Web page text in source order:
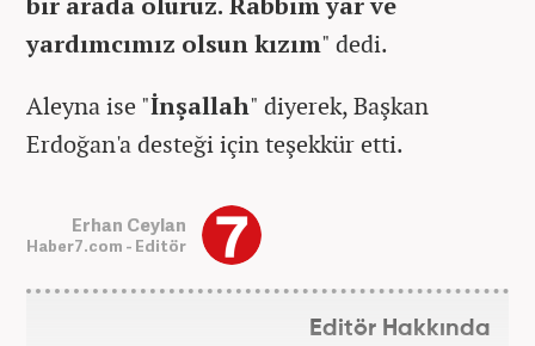
yardımcımız olsun kızım" dedi.
Aleyna ise "İnşallah" diyerek, Başkan
Erdoğan'a desteği için teşekkür etti.
Erhan Ceylan
Haber7.com - Editör
Editör Hakkında